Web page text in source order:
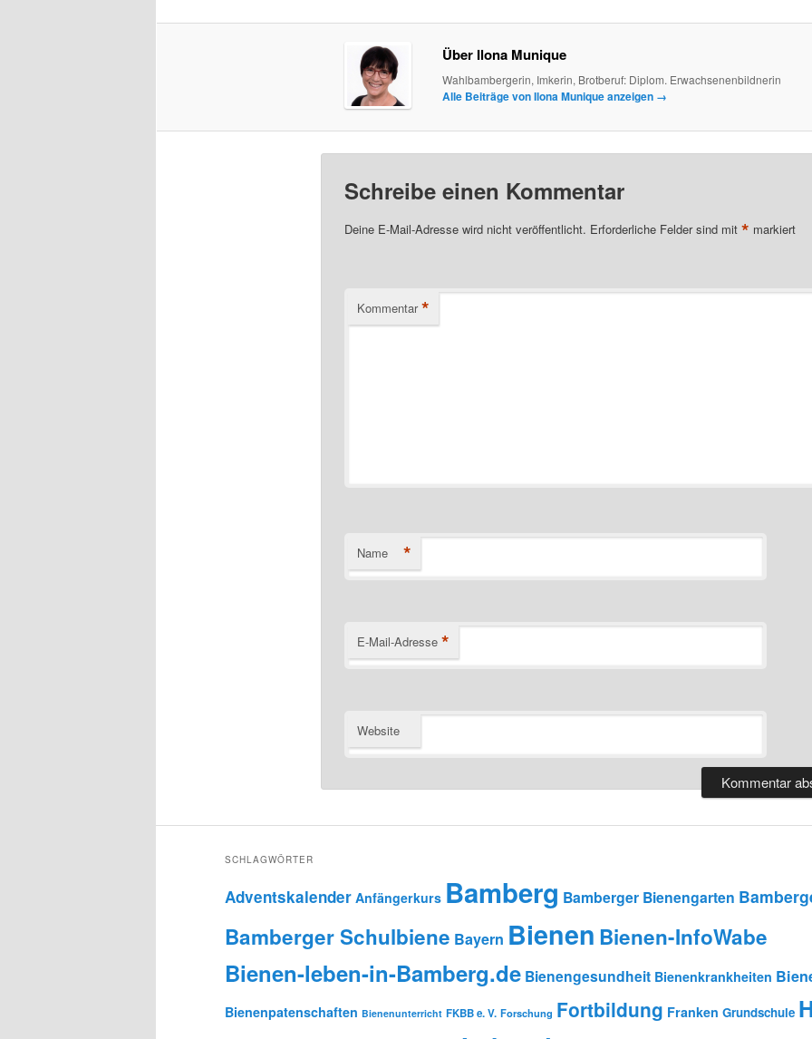
Über Ilona Munique
Wahlbambergerin, Imkerin, Brotberuf: Diplom. Erwachsenenbildnerin
Alle Beiträge von Ilona Munique anzeigen →
Schreibe einen Kommentar
Deine E-Mail-Adresse wird nicht veröffentlicht. Erforderliche Felder sind mit * markiert
Kommentar *
Name *
E-Mail-Adresse *
Website
SCHLAGWÖRTER
Adventskalender Anfängerkurs Bamberg Bamberger Bienengarten
Bamberger Schulbiene Bayern Bienen Bienen-InfoWabe
Bienen-leben-in-Bamberg.de Bienengesundheit Bienenkrankheiten
Bienenpatenschaften Bienenunterricht FKBB e. V. Forschung Fortbildung Franken Grundschule